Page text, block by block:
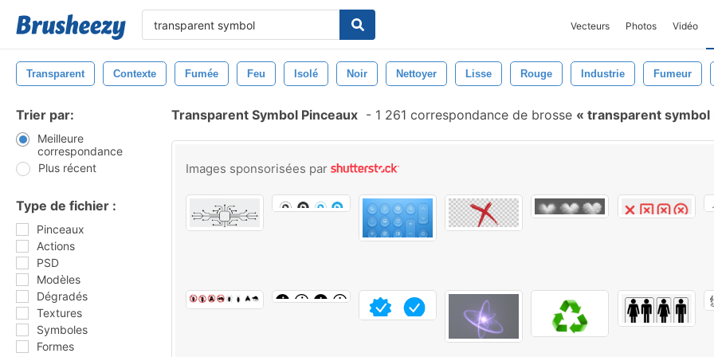
Vecteurs Photos Vidéo
Transparent Contexte Fumée Feu Isolé Noir Nettoyer Lisse Rouge Industrie Fumeur
Trier par:
Meilleure
correspondance
Plus récent
Type de fichier :
Pinceaux
Actions
PSD
Modèles
Dégradés
Textures
Symboles
Formes
Transparent Symbol Pinceaux - 1 261 correspondance de brosse transparent symbol
Images sponsorisées par